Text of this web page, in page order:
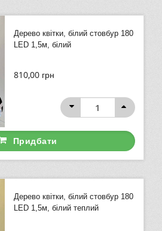
Дерево квітки, білий стовбур 180
LED 1,5м, білий
810,00 грн
Придбати
Дерево квітки, білий стовбур 180
LED 1,5м, білий теплий